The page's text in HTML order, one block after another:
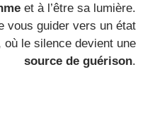
et à l’être sa lumière.
vous guider vers un état
où le silence devient une
source de guérison.